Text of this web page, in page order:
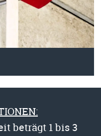
beträgt 1 bis 3